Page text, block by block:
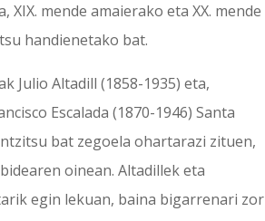
XIX. mende amaierako eta XX. mende
handienetako bat.
Julio Altadill (1858-1935) eta,
Escalada (1870-1946) Santa
bat zegoela ohartarazi zituen,
oinean. Altadillek eta
egin lekuan, baina bigarrenari zor